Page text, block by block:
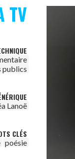
TV
publics
Lanoë
CLÉS
poésie